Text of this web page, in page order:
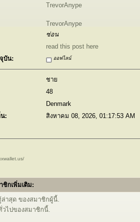
TrevorAnype
TrevorAnype
ซ่อน
read this post here
บัน:
ออฟไลน์
ชาย
48
Denmark
:
สิงหาคม 08, 2026, 01:17:53 AM
กเพิ่มเติม:
ล่าสุด ของสมาชิกผู้นี้.
วไปของสมาชิกนี้.